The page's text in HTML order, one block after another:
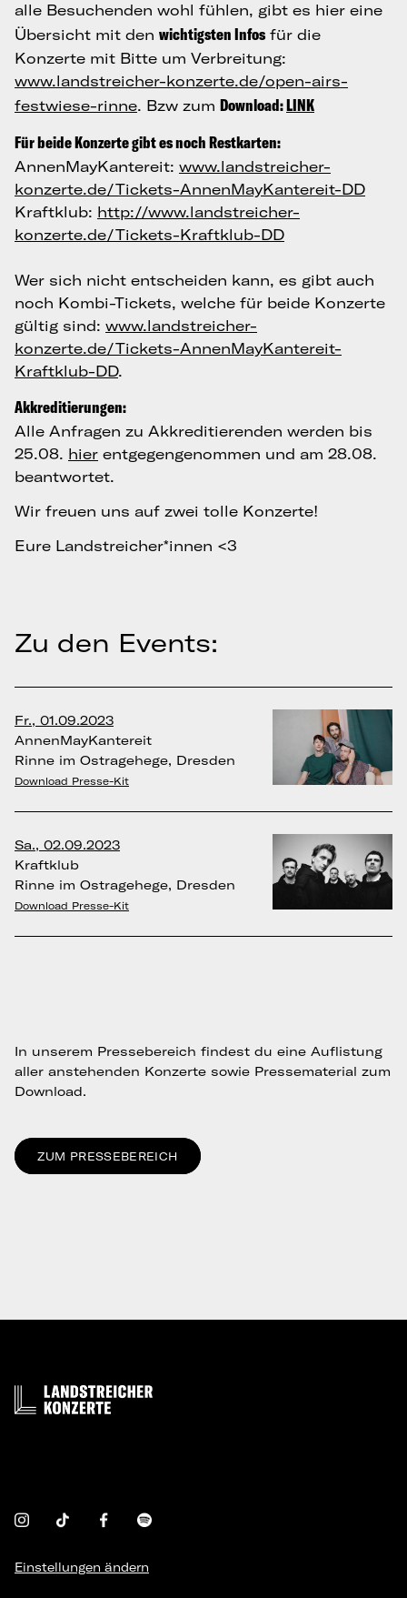
alle Besuchenden wohl fühlen, gibt es hier eine
Übersicht mit den wichtigsten Infos für die
Konzerte mit Bitte um Verbreitung:
www.landstreicher-konzerte.de/open-airs-
festwiese-rinne. Bzw zum Download:LINK
Für beide Konzerte gibt es noch Restkarten:
AnnenMayKantereit: www.landstreicher-
konzerte.de/Tickets-AnnenMayKantereit-DD
Kraftklub: http://www.landstreicher-
konzerte.de/Tickets-Kraftklub-DD
Wer sich nicht entscheiden kann, es gibt auch
noch Kombi-Tickets, welche für beide Konzerte
gültig sind: www.landstreicher-
konzerte.de/Tickets-AnnenMayKantereit-
Kraftklub-DD.
Akkreditierungen:
Alle Anfragen zu Akkreditierenden werden bis
25.08. hier entgegengenommen und am 28.08.
beantwortet.
Wir freuen uns auf zwei tolle Konzerte!
Eure Landstreicher*innen <3
Zu den Events:
Fr., 01.09.2023
AnnenMayKantereit
Rinne im Ostragehege, Dresden
Download Presse-Kit
Sa., 02.09.2023
Kraftklub
Rinne im Ostragehege, Dresden
Download Presse-Kit
In unserem Pressebereich findest du eine Auflistung
aller anstehenden Konzerte sowie Pressematerial zum
Download.
ZUM PRESSEBEREICH
Einstellungen ändern